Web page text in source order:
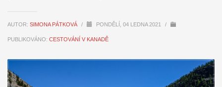
AUTOR: SIMONA PÁTKOVÁ / PONDĚLÍ, 04 LEDNA 2021 /
PUBLIKOVÁNO: CESTOVÁNÍ V KANADĚ